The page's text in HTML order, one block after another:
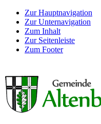
Zur Hauptnavigation
Zur Unternavigation
Zum Inhalt
Zur Seitenleiste
Zum Footer